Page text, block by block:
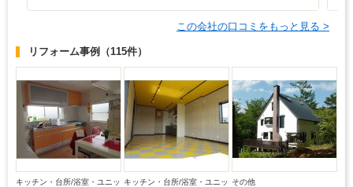
この会社の口コミをもっと見る >
リフォーム事例 （115件）
キッチン・台所/浴室・ユニッ キッチン・台所/浴室・ユニッ その他